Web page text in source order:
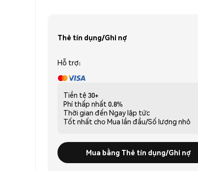
Thẻ tín dụng/Ghi nợ
Hỗ trợ:
Tiền tệ 30+
Phí thấp nhất 0.8%
Thời gian đến Ngay lập tức
Tốt nhất cho Mua lần đầu/Số lượng nhỏ
Mua bằng Thẻ tín dụng/Ghi nợ